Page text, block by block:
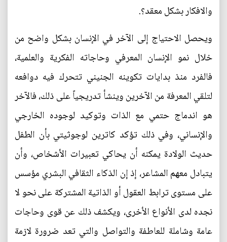
والافكار بشكل معقد؟.
ويحصل الاحتياج إلى الآخر في الإنسان بشكل واضح من
خلال نمو الإنسان المعرفي وحاجاته الفكرية والعلمية،
فالفرد منذ بدايات تكوينه الجنيني تتحرك فيه دوافعه
لتلقي المعرفة من الآخرين وينشأ تدريجياً على ذلك، فالآخر
هو اندماج حتمي مع الذات وتوكيد لوجوده الخارجي
والإنساني، وفي ذلك تؤكد كاترين لوجوثيتي بأن الطفل
حديث الولادة يمكنه أن يحاكي تعبيرات الأشخاص، وأن
يتبادل معهم المشاعر، إذ إن الذكاء الثقافي البشري مؤسس
على مستوى ترابط العقول أو الذاتية المشتركة على نحو لا
نجده لدى الأنواع الأخرى، ويكشف ذلك عن قوى وحاجات
عامة وشاملة للعاطفة والتواصل والتي تعد ضرورة لازمة